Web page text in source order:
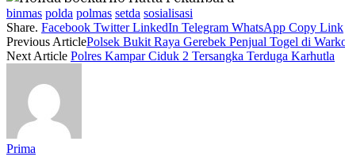
binmas polda polmas setda sosialisasi
Share. Facebook Twitter LinkedIn Telegram WhatsApp Copy Link
Previous ArticlePolsek Bukit Raya Gerebek Penjual Togel di
Next Article Polres Kampar Ciduk 2 Tersangka Terduga Karhutla
Prima